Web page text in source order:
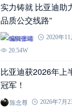
实力铸就 比亚迪助
品质公交线路”
编辑张靖 2020年
20.54W
比亚迪获2026年上
冠军！
陈念尊 2026年7月